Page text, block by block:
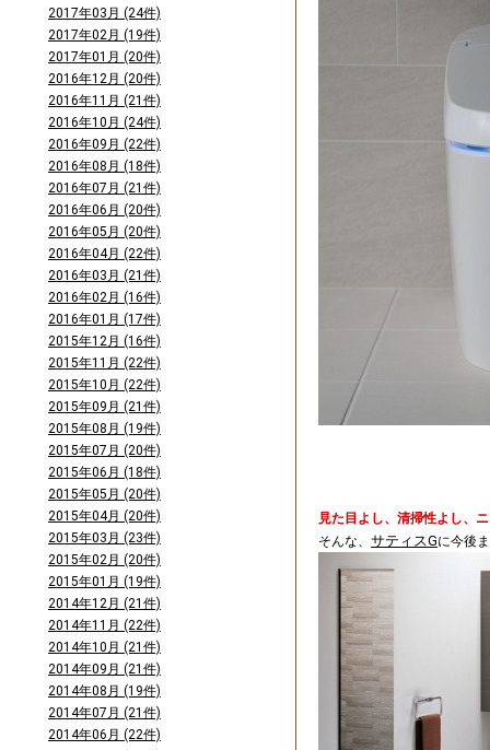
見た目よし、清掃性よし、
そんな、 サティスGに今後
2017年03月 (24件)
2017年02月 (19件)
2017年01月 (20件)
2016年12月 (20件)
2016年11月 (21件)
2016年10月 (24件)
2016年09月 (22件)
2016年08月 (18件)
2016年07月 (21件)
2016年06月 (20件)
2016年05月 (20件)
2016年04月 (22件)
2016年03月 (21件)
2016年02月 (16件)
2016年01月 (17件)
2015年12月 (16件)
2015年11月 (22件)
2015年10月 (22件)
2015年09月 (21件)
2015年08月 (19件)
2015年07月 (20件)
2015年06月 (18件)
2015年05月 (20件)
2015年04月 (20件)
2015年03月 (23件)
2015年02月 (20件)
2015年01月 (19件)
2014年12月 (21件)
2014年11月 (22件)
2014年10月 (21件)
2014年09月 (21件)
2014年08月 (19件)
2014年07月 (21件)
2014年06月 (22件)